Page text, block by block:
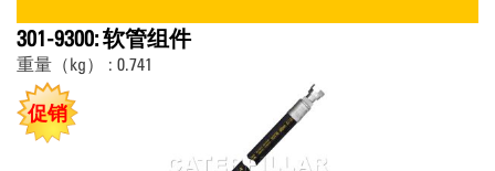
301-9300: 软管组件
重量（kg） : 0.741
促销